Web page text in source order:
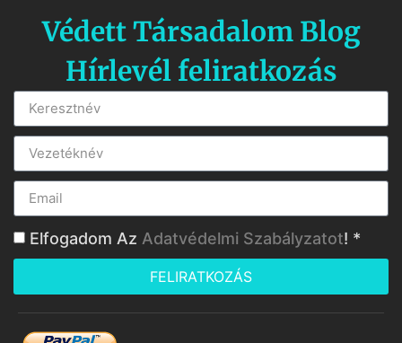
Védett Társadalom Blog
Hírlevél feliratkozás
Elfogadom Az Adatvédelmi Szabályzatot! *
FELIRATKOZÁS